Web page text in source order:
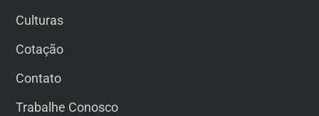
Culturas
Cotação
Contato
Trabalhe Conosco